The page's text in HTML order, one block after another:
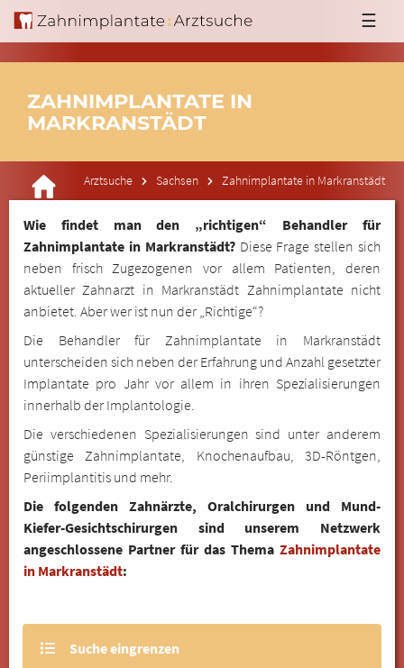
☰
ZAHNIMPLANTATE IN
MARKRANSTÄDT
Arztsuche Sachsen Zahnimplantate in Markranstädt
Wie findet man den „richtigen“ Behandler für
Zahnimplantate in Markranstädt?Diese Frage stellen sich
neben frisch Zugezogenen vor allem Patienten, deren
aktueller Zahnarzt in Markranstädt Zahnimplantate nicht
anbietet. Aber wer ist nun der „Richtige“?
Die Behandler für Zahnimplantate in Markranstädt
unterscheiden sich neben der Erfahrung und Anzahl gesetzter
Implantate pro Jahr vor allem in ihren Spezialisierungen
innerhalb der Implantologie.
Die verschiedenen Spezialisierungen sind unter anderem
günstige Zahnimplantate, Knochenaufbau, 3D-Röntgen,
Periimplantitis und mehr.
Die folgenden Zahnärzte, Oralchirurgen und Mund-
Kiefer-Gesichtschirurgen sind unserem Netzwerk
angeschlossene Partner für das Thema Zahnimplantate
in Markranstädt:
Suche eingrenzen